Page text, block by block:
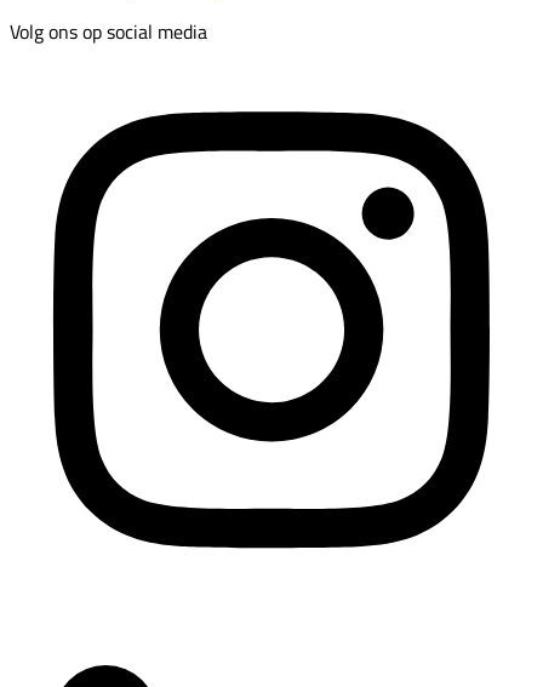
Volg ons op social media